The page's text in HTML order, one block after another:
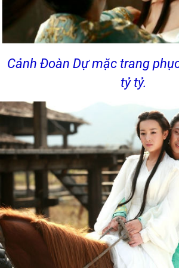
Cảnh Đoàn Dự mặc trang
tỷ tỷ.